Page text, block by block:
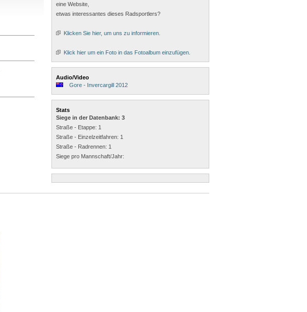
eine Website,
etwas interessantes dieses Radsportlers?
Klicken Sie hier, um uns zu informieren.
Klick hier um ein Foto in das Fotoalbum einzufügen.
Audio/Video
Gore - Invercargill 2012
Stats
Siege in der Datenbank: 3
Straße - Etappe: 1
Straße - Einzelzeitfahren: 1
Straße - Radrennen: 1
Siege pro Mannschaft/Jahr: